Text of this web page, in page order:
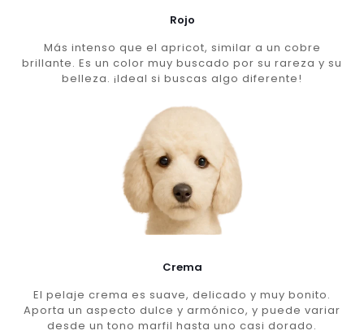
Rojo
Más intenso que el apricot, similar a un cobre
brillante. Es un color muy buscado por su rareza y su
belleza. ¡Ideal si buscas algo diferente!
Crema
El pelaje crema es suave, delicado y muy bonito.
Aporta un aspecto dulce y armónico, y puede variar
desde un tono marfil hasta uno casi dorado.